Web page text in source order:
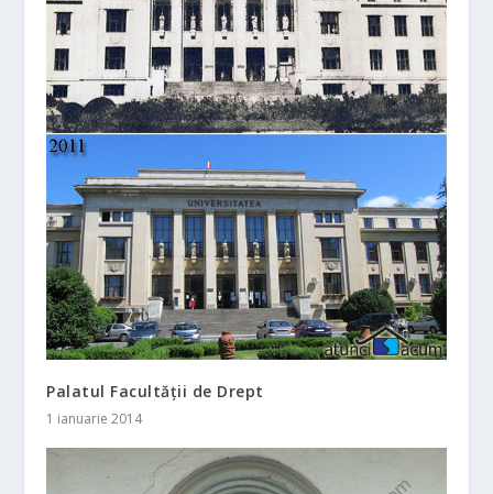
Palatul Facultății de Drept
1 ianuarie 2014